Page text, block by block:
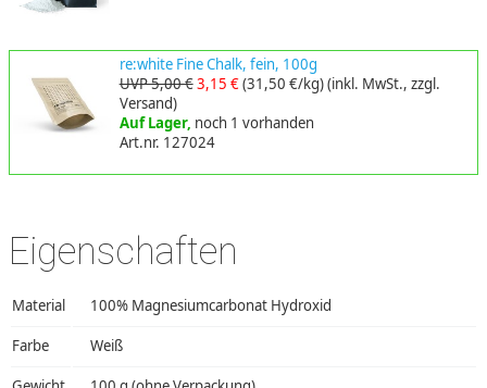
re:white Fine Chalk, fein, 100g
UVP 5,00 €3,15 €(31,50 €/kg)(inkl. MwSt., zzgl.
Versand)
Auf Lager, noch 1 vorhanden
Art.nr. 127024
Eigenschaften
Material 100% Magnesiumcarbonat Hydroxid
Farbe Weiß